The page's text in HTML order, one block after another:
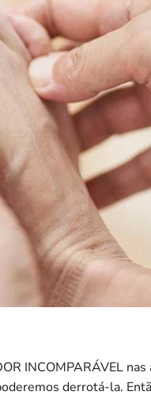
INCOMPARÁVEL
derrotá-la.